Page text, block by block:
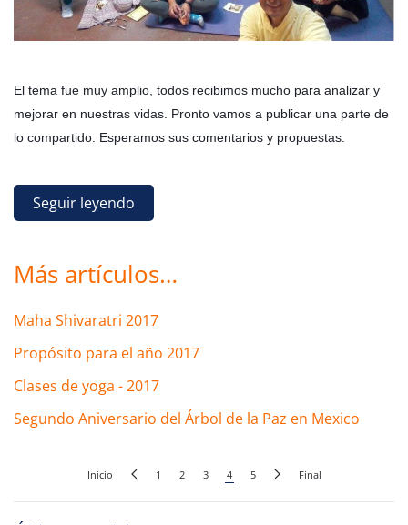
El tema fue muy amplio, todos recibimos mucho para analizar y
mejorar en nuestras vidas. Pronto vamos a publicar una parte de
lo compartido. Esperamos sus comentarios y propuestas.
Seguir leyendo
Más artículos…
Maha Shivaratri 2017
Propósito para el año 2017
Clases de yoga - 2017
Segundo Aniversario del Árbol de la Paz en Mexico
Inicio 1 2 3 4 5 Final